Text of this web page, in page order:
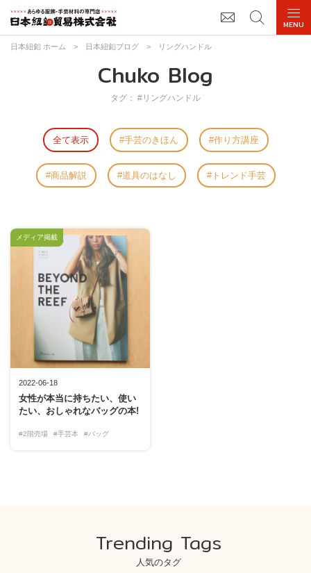
日本紐釦 ホーム > 日本紐釦ブログ > リングハンドル
Chuko Blog
タグ： #リングハンドル
全て表示 手芸のきほん 作り方講座
商品解説 道具のはなし トレンド手芸
2022-06-18
女性が本当に持ちたい、使い
たい、おしゃれなバッグの本!
#2階売場 #手芸本 #バッグ
メディア掲載
Trending Tags
人気のタグ